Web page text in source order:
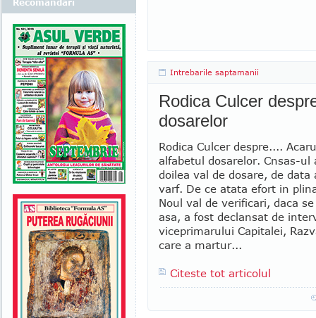
Intrebarile saptamanii
Rodica Culcer
dosarelor
Rodica Culcer despre....
alfabetul dosarelor. Cnsas-ul
doilea val de dosare, de data
varf. De ce atata efort in
Noul val de verificari, daca
asa, a fost declansat de
viceprimarului Capitalei,
care a martur...
Citeste tot articolul
Recomandari